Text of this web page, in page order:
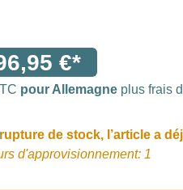
€*
pour Allemagne plus frais
de stock, l’article a
d'approvisionnement: 1